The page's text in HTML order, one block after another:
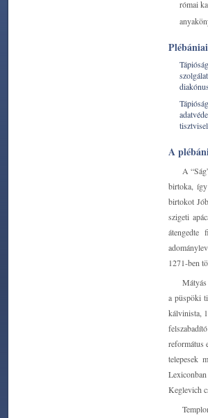
római
Tápióság
Tápióság
A
A
birtoka,
birtokot
szigeti
átengedte
1271-ben
a püspöki
kálvinista,
református
telepesek
Keglevich